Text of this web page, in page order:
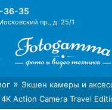
36-35
пр., д. 25/1
Интернет-магазин
Foto-Gamma в СПб
Магазин
gamma.ru
Корзина
» Экшен камеры и
Action Camera Travel